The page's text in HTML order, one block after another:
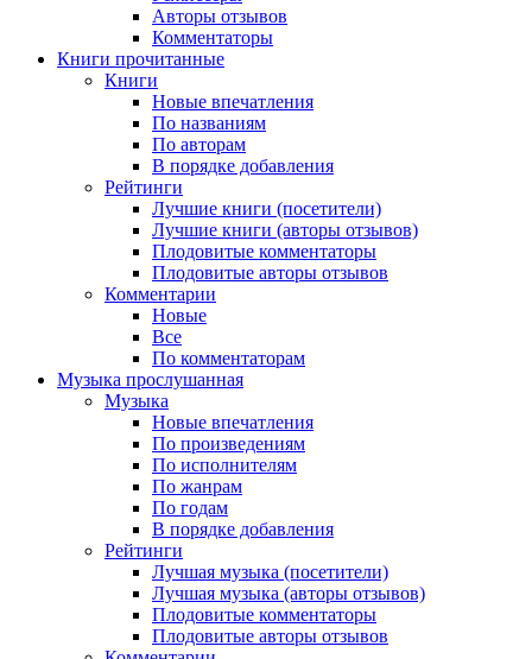
Авторы отзывов
Комментаторы
Книги прочитанные
Книги
Новые впечатления
По названиям
По авторам
В порядке добавления
Рейтинги
Лучшие книги (посетители)
Лучшие книги (авторы отзывов)
Плодовитые комментаторы
Плодовитые авторы отзывов
Комментарии
Новые
Все
По комментаторам
Музыка прослушанная
Музыка
Новые впечатления
По произведениям
По исполнителям
По жанрам
По годам
В порядке добавления
Рейтинги
Лучшая музыка (посетители)
Лучшая музыка (авторы отзывов)
Плодовитые комментаторы
Плодовитые авторы отзывов